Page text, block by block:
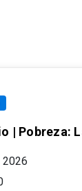
| Pobreza:
2026